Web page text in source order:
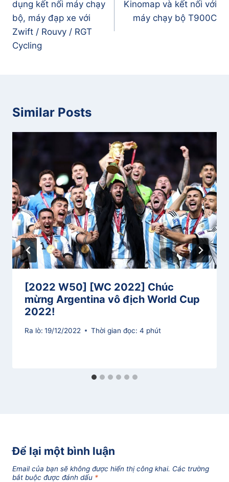
viết
dụng kết nối máy chạy
bộ, máy đạp xe với
Zwift / Rouvy / RGT
Cycling
Kinomap và kết nối với
máy chạy bộ T900C
Similar Posts
[2022 W50] [WC 2022] Chúc
mừng Argentina vô địch World Cup
2022!
Ra lò: 19/12/2022 Thời gian đọc: 4 phút
Để lại một bình luận
Email của bạn sẽ không được hiển thị công khai. Các trường
bắt buộc được đánh dấu *